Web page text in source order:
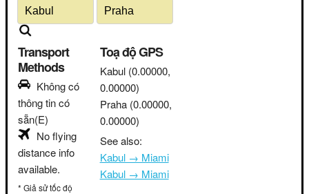
Transport
Methods
Không có
thông tin có
sẵn(E)
No flying
distance info
available.
* Giả sử tốc độ
Toạ độ GPS
Kabul (0.00000,
0.00000)
Praha (0.00000,
0.00000)
See also:
Kabul → Miami
Kabul → Miami